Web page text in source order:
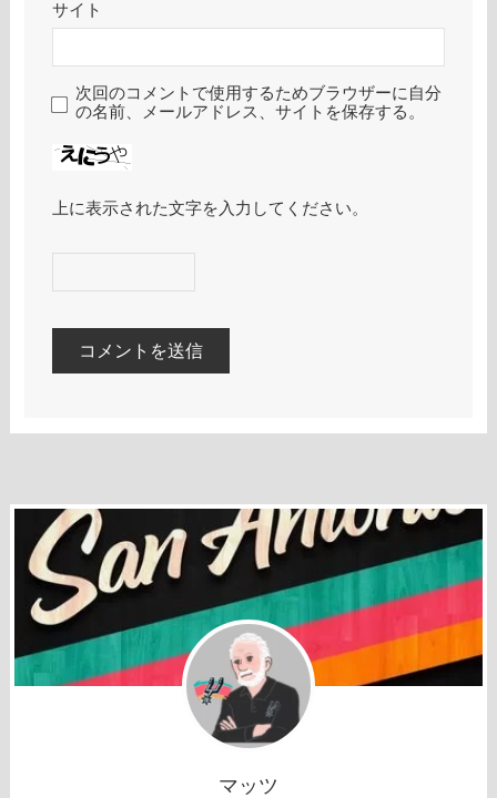
サイト
次回のコメントで使用するためブラウザーに自分
の名前、メールアドレス、サイトを保存する。
上に表示された文字を入力してください。
マッツ